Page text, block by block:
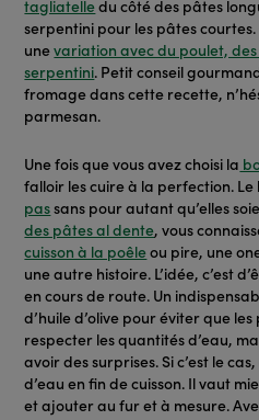
tagliatelle du côté des pâtes
serpentini pour les pâtes courtes.
unevariation avec du poulet,
serpentini. Petit conseil
fromage dans cette recette,
parmesan.
Une fois que vous avez choisi la
falloir les cuire à la perfection. Le
pas sans pour autant qu’elles
des pâtes al dente, vous
cuisson à la poêle ou pire, une
une autre histoire. L’idée, c’est
en cours de route. Un
d’huile d’olive pour éviter que
respecter les quantités d’eau,
avoir des surprises. Si c’est le
d’eau en fin de cuisson. Il vaut
et ajouter au fur et à mesure.